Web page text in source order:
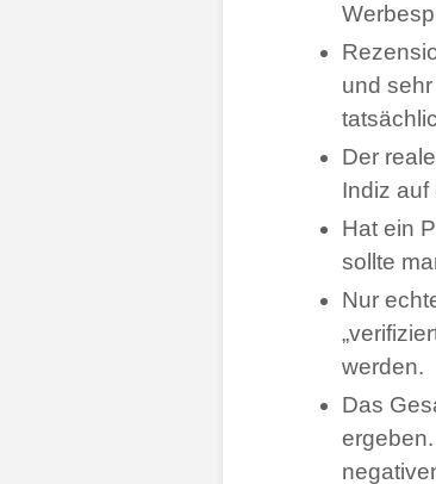
und
Der
Indiz auf
Hat ein
sollte
Nur
werden.
Das